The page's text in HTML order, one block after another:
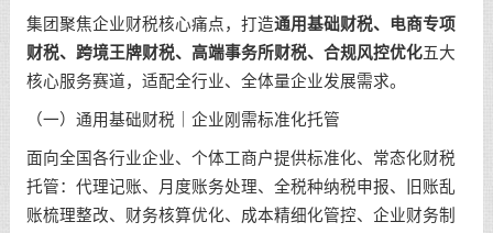
集团聚焦企业财税核心痛点，打造通用基础财税、电商专项
财税、跨境王牌财税、高端事务所财税、合规风控优化五大
核心服务赛道，适配全行业、全体量企业发展需求。
（一）通用基础财税｜企业刚需标准化托管
面向全国各行业企业、个体工商户提供标准化、常态化财税
托管：代理记账、月度账务处理、全税种纳税申报、旧账乱
账梳理整改、财务核算优化、成本精细化管控、企业财务制